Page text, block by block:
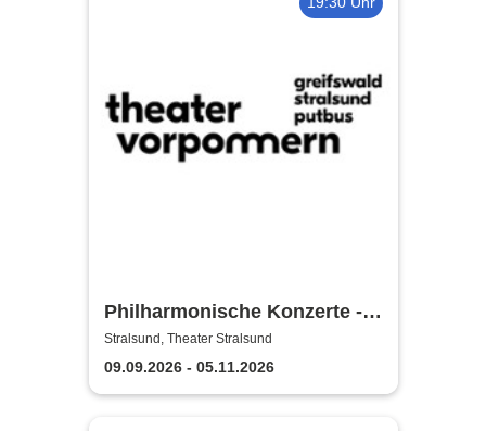
Philharmonische Konzerte -
Theater Vorpommern
Stralsund, Theater Stralsund
09.09.2026 - 05.11.2026